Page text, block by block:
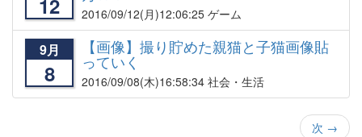
2016/09/12(月)12:06:25 ゲーム
9月
8
【画像】撮り貯めた親猫と子猫画像貼
っていく
2016/09/08(木)16:58:34 社会・生活
次 →